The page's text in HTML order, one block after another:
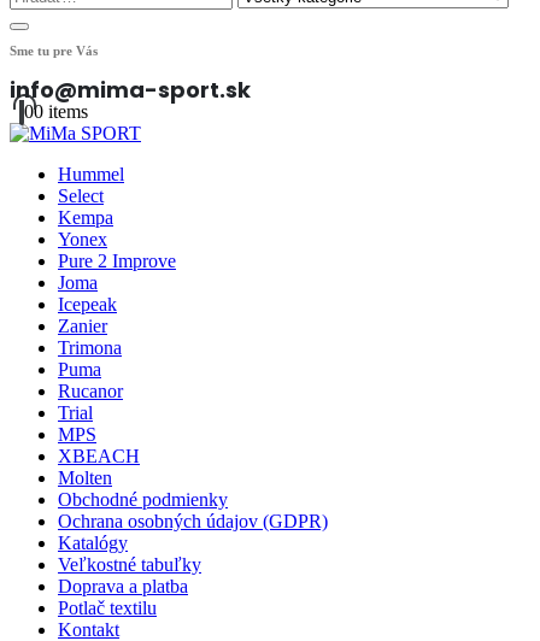
Sme tu pre Vás
info@mima-sport.sk
00 items
Hummel
Select
Kempa
Yonex
Pure 2 Improve
Joma
Icepeak
Zanier
Trimona
Puma
Rucanor
Trial
MPS
XBEACH
Molten
Obchodné podmienky
Ochrana osobných údajov (GDPR)
Katalógy
Veľkostné tabuľky
Doprava a platba
Potlač textilu
Kontakt